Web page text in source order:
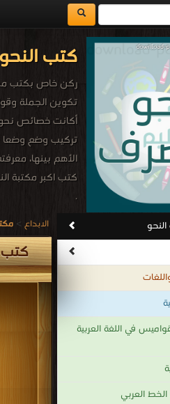
كتب
ركن خاص بكتب
تكوين الجملة
أكانت خصائص
تركيب وضع وضعا
الأهم بينها،
كتب اكبر مكتبة
.
في اللغة العربية
العربي
الابداع >
كتب